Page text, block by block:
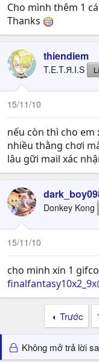
Cho mình thêm 1
Thanks
thiendiem
T.E.T.Я.I.S
15/11/10
nếu còn thì cho
nhiều thằng chơi
lâu gữi mail xác
Donkey Kong
15/11/10
cho minh xin 1
Trước
Không mở trả lời